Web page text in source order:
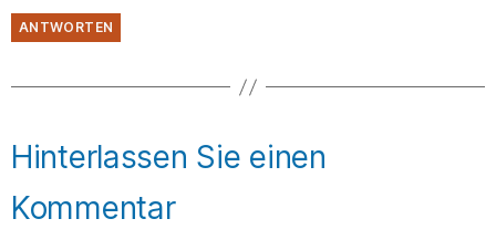
ANTWORTEN
Hinterlassen Sie einen
Kommentar